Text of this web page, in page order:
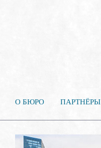
О БЮРО ПАРТНЁРЫ